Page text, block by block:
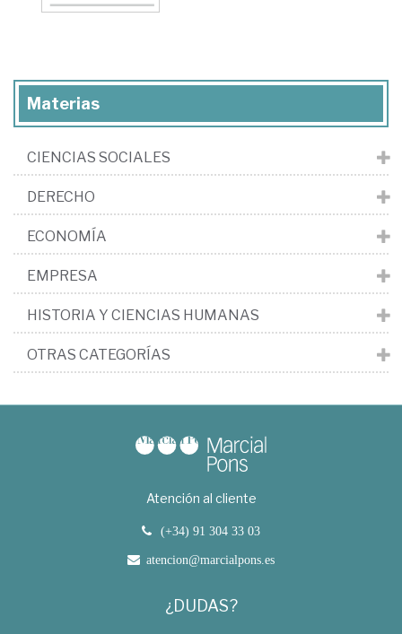
Materias
CIENCIAS SOCIALES
DERECHO
ECONOMÍA
EMPRESA
HISTORIA Y CIENCIAS HUMANAS
OTRAS CATEGORÍAS
Atención al cliente
(+34) 91 304 33 03
atencion@marcialpons.es
¿DUDAS?